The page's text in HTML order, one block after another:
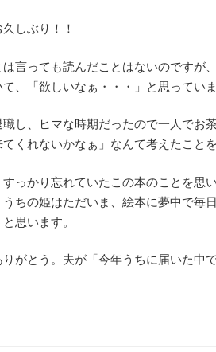
しぶり！！
言っても読んだことはないのですが
、「欲しいなぁ・・・」と思っていま
し、ヒマな時期だったので一人でお
てくれないかなぁ」なんて考えたこと
っかり忘れていたこの本のことを思い
ちの姫はただいま、絵本に夢中で毎
思います。
がとう。夫が「今年うちに届いた中